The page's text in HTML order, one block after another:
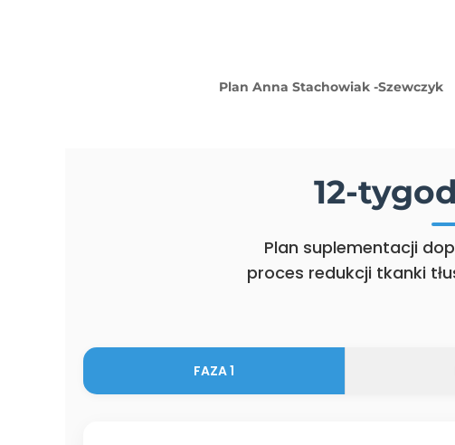
Plan Anna Stachowiak -Szewczyk
12-
Plan suplementacji
proces redukcji tkanki
FAZA 1